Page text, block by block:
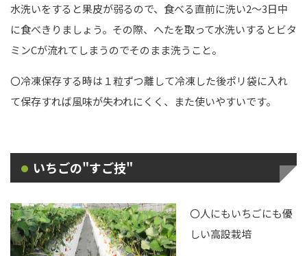
水洗いをすると果皮が弱るので、食べる直前に洗い2～3日中
に食べきりましょう。その際、へたを取って水洗いするとビタ
ミンCが流れてしまうのでそのまま洗うこと。
〇冷凍保存する時は１粒ずつ離して冷凍した後ポリ袋に入れ
て保存すれば風味が失われにくく、また使いやすいです。
いちごの"すご技"
〇人にもいちごにも優
しい高設栽培